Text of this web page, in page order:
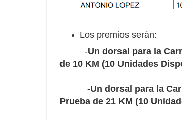
Los premios serán:
-Un dorsal para la
de 10 KM (10 Unidades
-Un dorsal para la
Prueba de 21 KM (10